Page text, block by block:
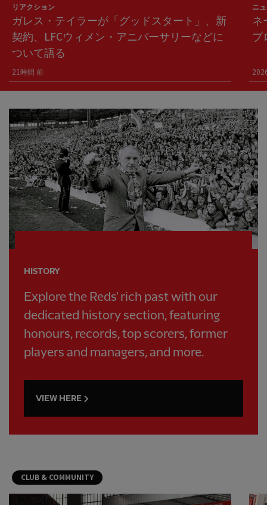
リアクション
ガレス・テイラーが「グッドスタート」、新
契約、LFCウィメン・アニバーサリーなどに
ついて語る
21時間 前
ニ
ネ
プ
HISTORY
Explore the Reds' rich past with our
dedicated history section, featuring
honours, records, top scorers, former
players and managers, and more.
VIEW HERE
CLUB & COMMUNITY